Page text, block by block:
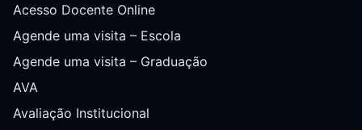
Acesso Docente Online
Agende uma visita – Escola
Agende uma visita – Graduação
AVA
Avaliação Institucional